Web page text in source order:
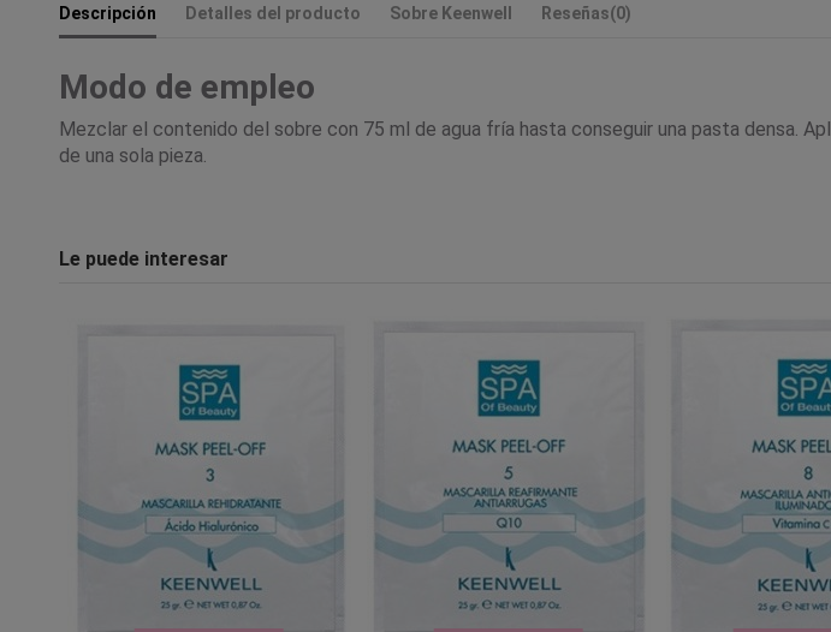
Descripción Detalles del producto Sobre Keenwell Reseñas(0)
Modo de empleo
Mezclar el contenido del sobre con 75 ml de agua fría hasta conseguir una pasta densa.
de una sola pieza.
Le puede interesar